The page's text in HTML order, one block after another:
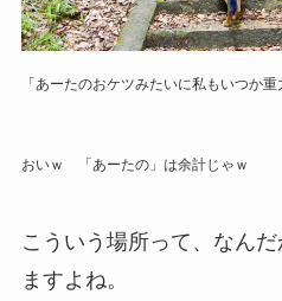
「あーたのおケツみたいに私もいつか
おいｗ 「あーたの」は余計じゃｗ
こういう場所って、なん
ますよね。